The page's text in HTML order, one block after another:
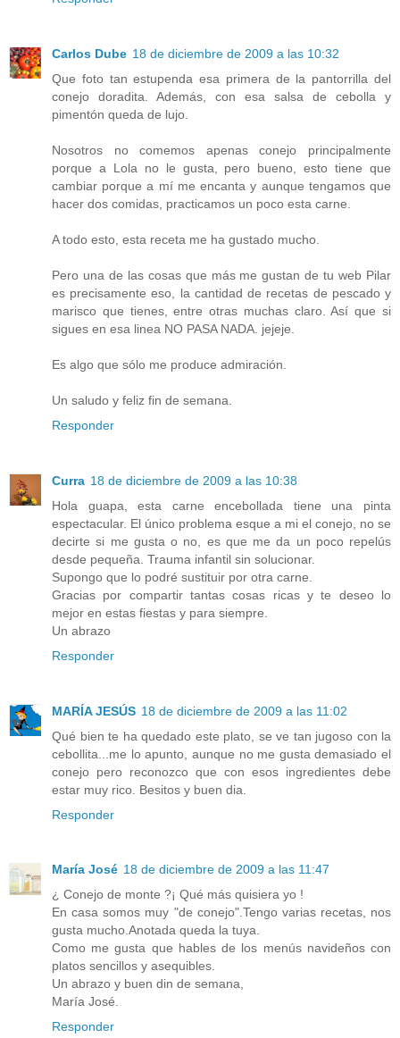
Carlos Dube 18 de diciembre de 2009 a las 10:32
Que foto tan estupenda esa primera de la pantorrilla del
conejo doradita. Además, con esa salsa de cebolla y
pimentón queda de lujo.
Nosotros no comemos apenas conejo principalmente
porque a Lola no le gusta, pero bueno, esto tiene que
cambiar porque a mí me encanta y aunque tengamos que
hacer dos comidas, practicamos un poco esta carne.
A todo esto, esta receta me ha gustado mucho.
Pero una de las cosas que más me gustan de tu web Pilar
es precisamente eso, la cantidad de recetas de pescado y
marisco que tienes, entre otras muchas claro. Así que si
sigues en esa linea NO PASA NADA. jejeje.
Es algo que sólo me produce admiración.
Un saludo y feliz fin de semana.
Responder
Curra 18 de diciembre de 2009 a las 10:38
Hola guapa, esta carne encebollada tiene una pinta
espectacular. El único problema esque a mi el conejo, no se
decirte si me gusta o no, es que me da un poco repelús
desde pequeña. Trauma infantil sin solucionar.
Supongo que lo podré sustituir por otra carne.
Gracias por compartir tantas cosas ricas y te deseo lo
mejor en estas fiestas y para siempre.
Un abrazo
Responder
MARÍA JESÚS 18 de diciembre de 2009 a las 11:02
Qué bien te ha quedado este plato, se ve tan jugoso con la
cebollita...me lo apunto, aunque no me gusta demasiado el
conejo pero reconozco que con esos ingredientes debe
estar muy rico. Besitos y buen dia.
Responder
María José 18 de diciembre de 2009 a las 11:47
¿ Conejo de monte ?¡ Qué más quisiera yo !
En casa somos muy "de conejo".Tengo varias recetas, nos
gusta mucho.Anotada queda la tuya.
Como me gusta que hables de los menús navideños con
platos sencillos y asequibles.
Un abrazo y buen din de semana,
María José.
Responder